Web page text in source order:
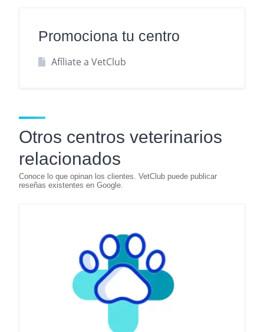
Promociona tu centro
Afíliate a VetClub
Otros centros veterinarios
relacionados